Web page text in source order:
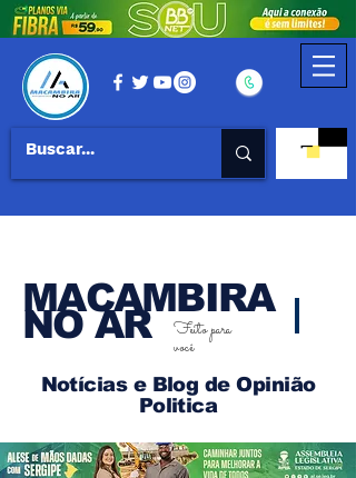
MACAMBIRA
NO AR
Feito para
você
Notícias e Blog de Opinião
Politica